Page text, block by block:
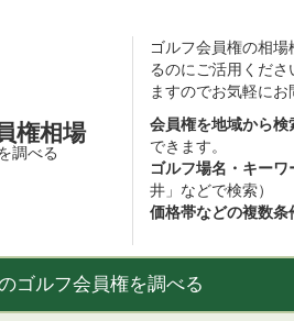
権相場
調べる
ゴルフ会員権の相
るのにご活用くだ
ますのでお気軽にお
会員権を地域から検
できます。
ゴルフ場名・キーワ
井」などで検索）
価格帯などの複数
ゴルフ会員権を調べる